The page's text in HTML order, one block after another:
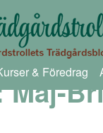
& Föredrag
Maj-